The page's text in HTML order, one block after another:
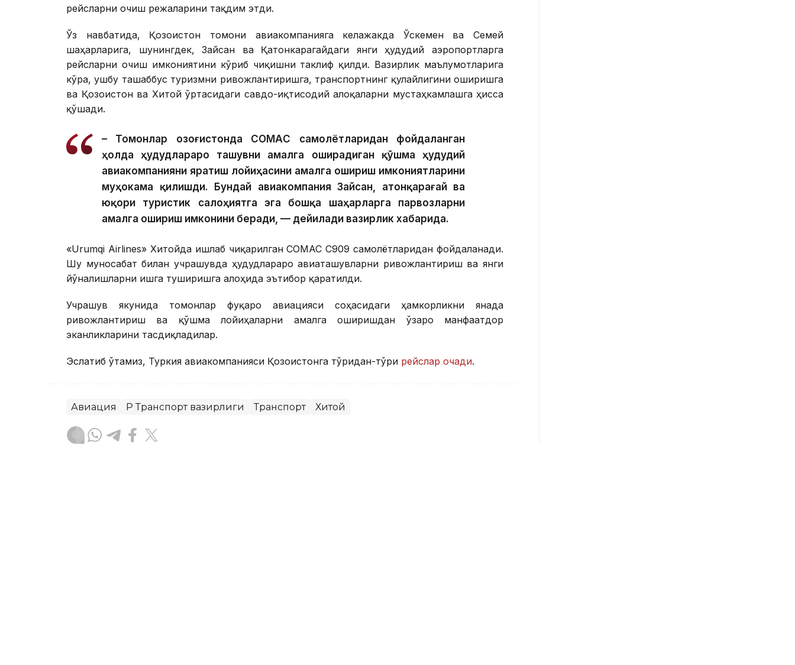
рейсларни очиш режаларини тақдим этди.
Ўз навбатида, Қозоғистон томони авиакомпанияга келажакда Ўскемен ва Семей
шаҳарларига, шунингдек, Зайсан ва Қатонкарагайдаги янги ҳудудий аэропортларга
рейсларни очиш имкониятини кўриб чиқишни таклиф қилди. Вазирлик маълумотларига
кўра, ушбу ташаббус туризмни ривожлантиришга, транспортнинг қулайлигини оширишга
ва Қозоғистон ва Хитой ўртасидаги савдо-иқтисодий алоқаларни мустаҳкамлашга ҳисса
қўшади.
– Томонлар Қозоғистонда CОМАC самолётларидан фойдаланган
ҳолда ҳудудлараро ташувни амалга оширадиган қўшма ҳудудий
авиакомпанияни яратиш лойиҳасини амалга ошириш имкониятларини
муҳокама қилишди. Бундай авиакомпания Зайсан, Қатонқарағай ва
юқори туристик салоҳиятга эга бошқа шаҳарларга парвозларни
амалга ошириш имконини беради, — дейилади вазирлик хабарида.
«Urumqi Airlines» Хитойда ишлаб чиқарилган COMAC C909 самолётларидан фойдаланади.
Шу муносабат билан учрашувда ҳудудлараро авиаташувларни ривожлантириш ва янги
йўналишларни ишга туширишга алоҳида эътибор қаратилди.
Учрашув якунида томонлар фуқаро авиацияси соҳасидаги ҳамкорликни янада
ривожлантириш ва қўшма лойиҳаларни амалга оширишдан ўзаро манфаатдор
эканликларини тасдиқладилар.
Эслатиб ўтамиз, Туркия авиакомпанияси Қозоғистонга тўғридан-тўғри рейслар очади.
Авиация ҚР Транспорт вазирлиги Транспорт Хитой